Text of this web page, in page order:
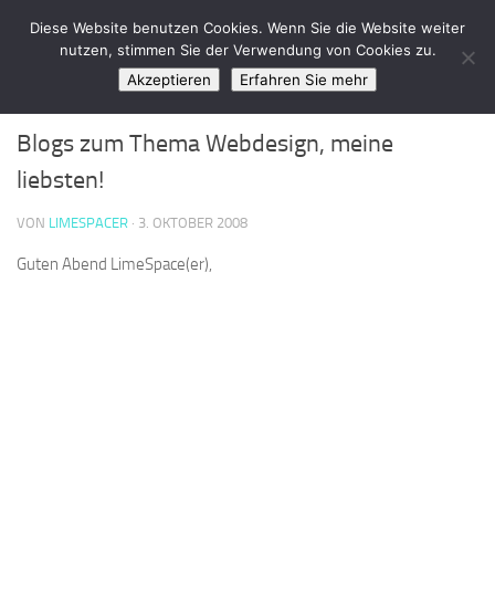
Zum Inhalt springen
LimeSpace - IT
WEBDESIGN & PHP/ WEBDIENSTE
Blogs zum Thema Webdesign, meine
liebsten!
VON LIMESPACER · 3. OKTOBER 2008
Guten Abend LimeSpace(er),
Diese Website benutzen Cookies. Wenn Sie die Website weiter
nutzen, stimmen Sie der Verwendung von Cookies zu.
Akzeptieren
Erfahren Sie mehr